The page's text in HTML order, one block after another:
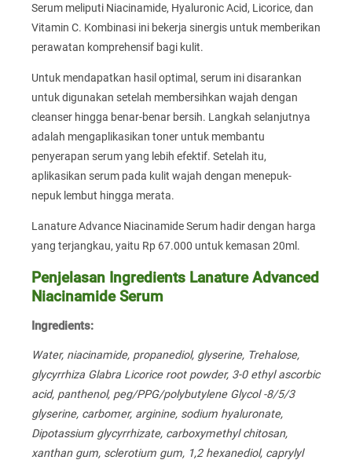
Serum meliputi Niacinamide, Hyaluronic Acid, Licorice, dan
Vitamin C. Kombinasi ini bekerja sinergis untuk memberikan
perawatan komprehensif bagi kulit.
Untuk mendapatkan hasil optimal, serum ini disarankan
untuk digunakan setelah membersihkan wajah dengan
cleanser hingga benar-benar bersih. Langkah selanjutnya
adalah mengaplikasikan toner untuk membantu
penyerapan serum yang lebih efektif. Setelah itu,
aplikasikan serum pada kulit wajah dengan menepuk-
nepuk lembut hingga merata.
Lanature Advance Niacinamide Serum hadir dengan harga
yang terjangkau, yaitu Rp 67.000 untuk kemasan 20ml.
Penjelasan Ingredients Lanature Advanced
Niacinamide Serum
Ingredients:
Water, niacinamide, propanediol, glyserine, Trehalose,
glycyrrhiza Glabra Licorice root powder, 3-0 ethyl ascorbic
acid, panthenol, peg/PPG/polybutylene Glycol -8/5/3
glyserine, carbomer, arginine, sodium hyaluronate,
Dipotassium glycyrrhizate, carboxymethyl chitosan,
xanthan gum, sclerotium gum, 1,2 hexanediol, caprylyl